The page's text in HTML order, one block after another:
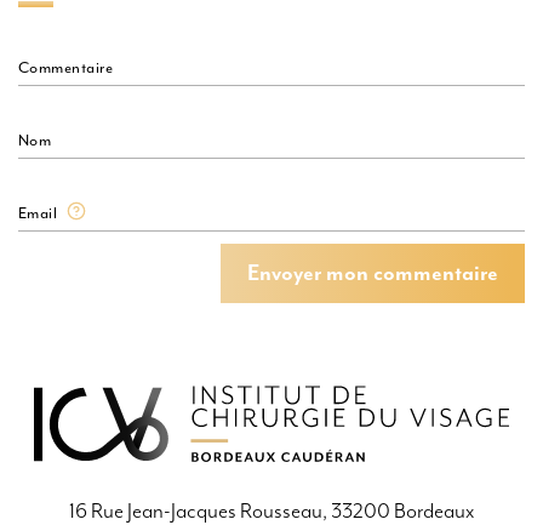
Commentaire
Nom
Email
Envoyer mon commentaire
Envoyer mon commentaire
16 Rue Jean-Jacques Rousseau, 33200 Bordeaux